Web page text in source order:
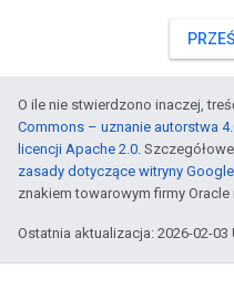
O ile nie stwierdzono inaczej,
Commons – uznanie autorstwa
licencji Apache 2.0.
zasady dotyczące witryny
znakiem towarowym firmy
Ostatnia aktualizacja: 2026-02-03